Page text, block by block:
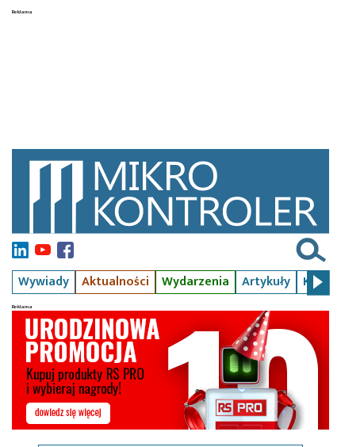
Wywiady Aktualności Wydarzenia Artykuły Kursy